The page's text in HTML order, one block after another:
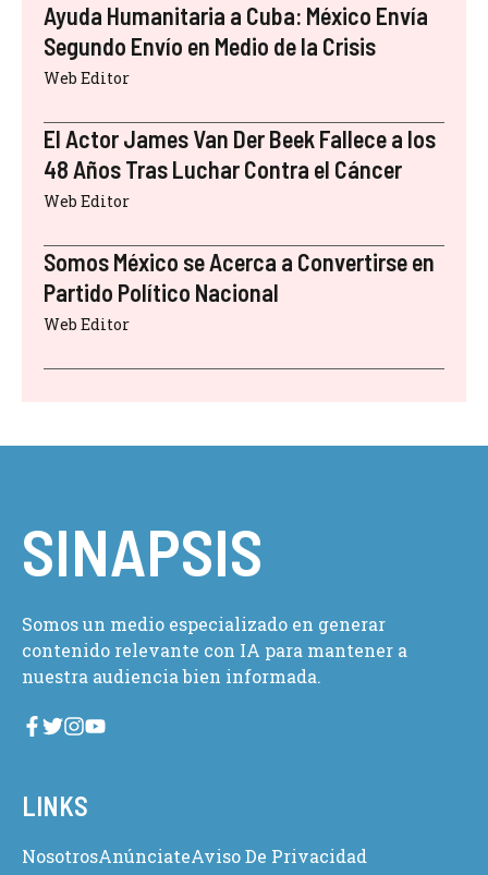
Ayuda Humanitaria a Cuba: México Envía
Segundo Envío en Medio de la Crisis
Web Editor
El Actor James Van Der Beek Fallece a los
48 Años Tras Luchar Contra el Cáncer
Web Editor
Somos México se Acerca a Convertirse en
Partido Político Nacional
Web Editor
SINAPSIS
Somos un medio especializado en generar
contenido relevante con IA para mantener a
nuestra audiencia bien informada.
LINKS
NosotrosAnúnciateAviso De Privacidad